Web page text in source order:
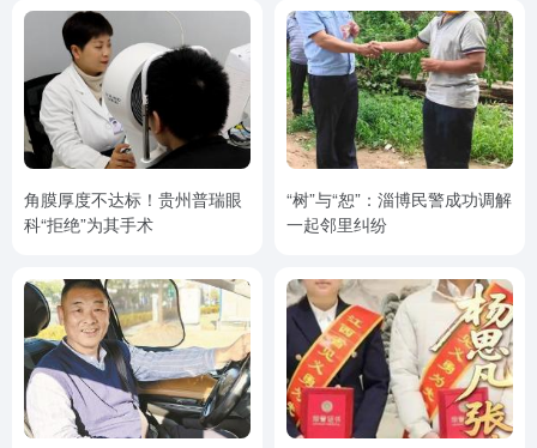
角膜厚度不达标！贵州普瑞眼
科“拒绝”为其手术
“树”与“恕”：淄博民警成功调解
一起邻里纠纷